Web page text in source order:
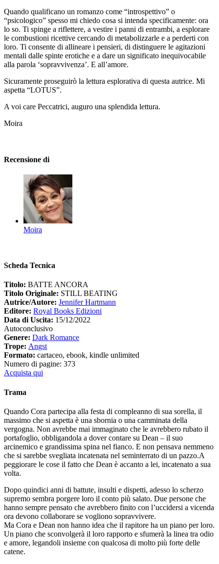
Quando qualificano un romanzo come “introspettivo” o
“psicologico” spesso mi chiedo cosa si intenda specificamente: ora
lo so. Ti spinge a riflettere, a vestire i panni di entrambi, a esplorare
le combustioni ricettive cercando di metabolizzarle e a perderti con
loro. Ti consente di allineare i pensieri, di distinguere le agitazioni
mentali dalle spinte erotiche e a dare un significato inequivocabile
alla parola ‘sopravvivenza’. E all’amore.
Sicuramente proseguirò la lettura esplorativa di questa autrice. Mi
aspetta “LOTUS”.
A voi care Peccatrici, auguro una splendida lettura.
Moira
Recensione di
Moira
Scheda Tecnica
Titolo: BATTE ANCORA
Titolo Originale: STILL BEATING
Autrice/Autore: Jennifer Hartmann
Editore: Royal Books Edizioni
Data di Uscita: 15/12/2022
Autoconclusivo
Genere: Dark Romance
Trope: Angst
Formato: cartaceo, ebook, kindle unlimited
Numero di pagine: 373
Acquista qui
Trama
Quando Cora partecipa alla festa di compleanno di sua sorella, il
massimo che si aspetta è una sbornia o una camminata della
vergogna. Non avrebbe mai immaginato che le avrebbero rubato il
portafoglio, obbligandola a dover contare su Dean – il suo
arcinemico e grandissima spina nel fianco. E non pensava nemmeno
che si sarebbe svegliata incatenata nel seminterrato di un pazzo.A
peggiorare le cose il fatto che Dean è accanto a lei, incatenato a sua
volta.
Dopo quindici anni di battute, insulti e dispetti, adesso lo scherzo
supremo sembra porgere loro il conto più salato. Due persone che
hanno sempre pensato che avrebbero finito con l’uccidersi a vicenda
ora devono collaborare se vogliono sopravvivere.
Ma Cora e Dean non hanno idea che il rapitore ha un piano per loro.
Un piano che sconvolgerà il loro rapporto e sfumerà la linea tra odio
e amore, legandoli insieme con qualcosa di molto più forte delle
catene.